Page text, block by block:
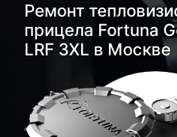
Ремонт
прицела Fortuna
LRF 3XL в Москве